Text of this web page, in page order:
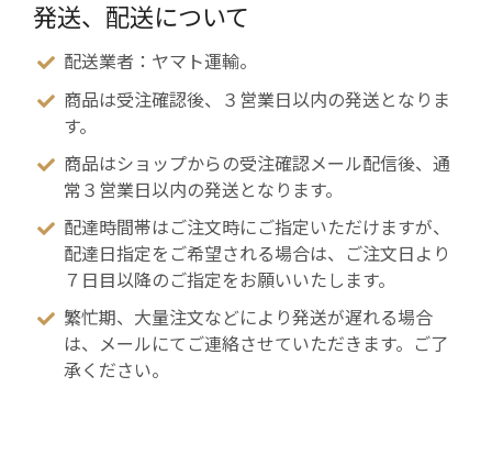
発送、配送について
配送業者：ヤマト運輸。
商品は受注確認後、３営業日以内の発送となりま
す。
商品はショップからの受注確認メール配信後、通
常３営業日以内の発送となります。
配達時間帯はご注文時にご指定いただけますが、
配達日指定をご希望される場合は、ご注文日より
７日目以降のご指定をお願いいたします。
繁忙期、大量注文などにより発送が遅れる場合
は、メールにてご連絡させていただきます。ご了
承ください。